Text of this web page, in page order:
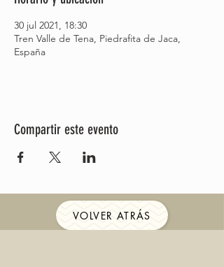
30 jul 2021, 18:30
Tren Valle de Tena, Piedrafita de Jaca,
España
Compartir este evento
VOLVER ATRÁS